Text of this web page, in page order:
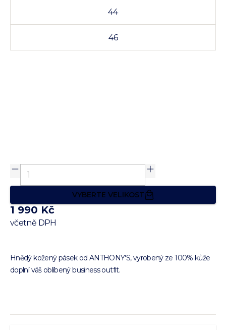
44
46
VYBERTE VELIKOST
1 990 Kč
včetně DPH
Hnědý kožený pásek od ANTHONY'S, vyrobený ze 100% kůže
doplní váš oblíbený business outfit.